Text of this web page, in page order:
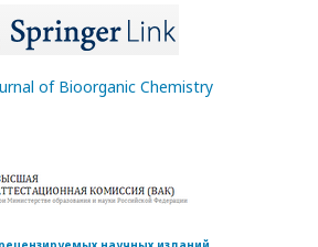
of Bioorganic Chemistry